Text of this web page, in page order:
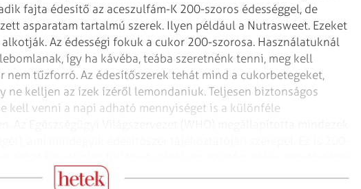
fajta édesítő az aceszulfám-K 200-szoros édességgel, de
asparatam tartalmú szerek. Ilyen például a Nutrasweet. Ezeket
Az édességi fokuk a cukor 200-szorosa. Használatuknál
így ha kávéba, teába szeretnénk tenni, meg kell
nem tűzforró. Az édesítőszerek tehát mind a cukorbetegeket,
ne kelljen az ízek ízéről lemondaniuk. Teljesen biztonságos
kell venni a napi adható mennyiséget is a különféle